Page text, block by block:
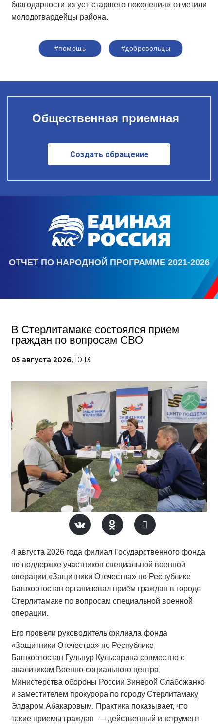
благодарности из уст старшего поколения» отметили
молодогвардейцы района.
#помощь #добровольцы
Общественная приемная
Создать обращение
ОТЧЕТ ПО НАРОДНОЙ ПРОГРАММЕ 2021-2026
В Стерлитамаке состоялся прием
граждан по вопросам СВО
05 августа 2026, 10:13
4 августа 2026 года филиал Государственного фонда
по поддержке участников специальной военной
операции «Защитники Отечества» по Республике
Башкортостан организовал приём граждан в городе
Стерлитамаке по вопросам специальной военной
операции.
Его провели руководитель филиала фонда
«Защитники Отечества» по Республике
Башкортостан Гульнур Кульсарина совместно с
аналитиком Военно-социального центра
Министерства обороны России Зинерой Слабожанко
и заместителем прокурора по городу Стерлитамаку
Элдаром Абакаровым. Практика показывает, что
такие приемы граждан — действенный инструмент